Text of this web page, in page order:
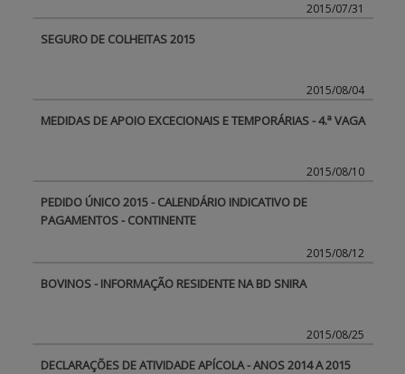
2015/07/31
SEGURO DE COLHEITAS 2015
2015/08/04
MEDIDAS DE APOIO EXCECIONAIS E TEMPORÁRIAS - 4.ª VAGA
2015/08/10
PEDIDO ÚNICO 2015 - CALENDÁRIO INDICATIVO DE
PAGAMENTOS - CONTINENTE
2015/08/12
BOVINOS - INFORMAÇÃO RESIDENTE NA BD SNIRA
2015/08/25
DECLARAÇÕES DE ATIVIDADE APÍCOLA - ANOS 2014 A 2015